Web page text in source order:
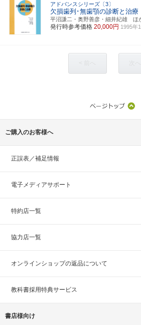
アドバンスシリーズ〔3〕
欠損歯列･無歯顎の診断と治療
平沼謙二・奥野善彦・細井紀雄 ほ
発行時参考価格 20,000円 1995年
ご購入のお客様へ
正誤表／補足情報
電子メディアサポート
特約店一覧
協力店一覧
オンラインショップの返品について
教科書採用特典サービス
書店様向け